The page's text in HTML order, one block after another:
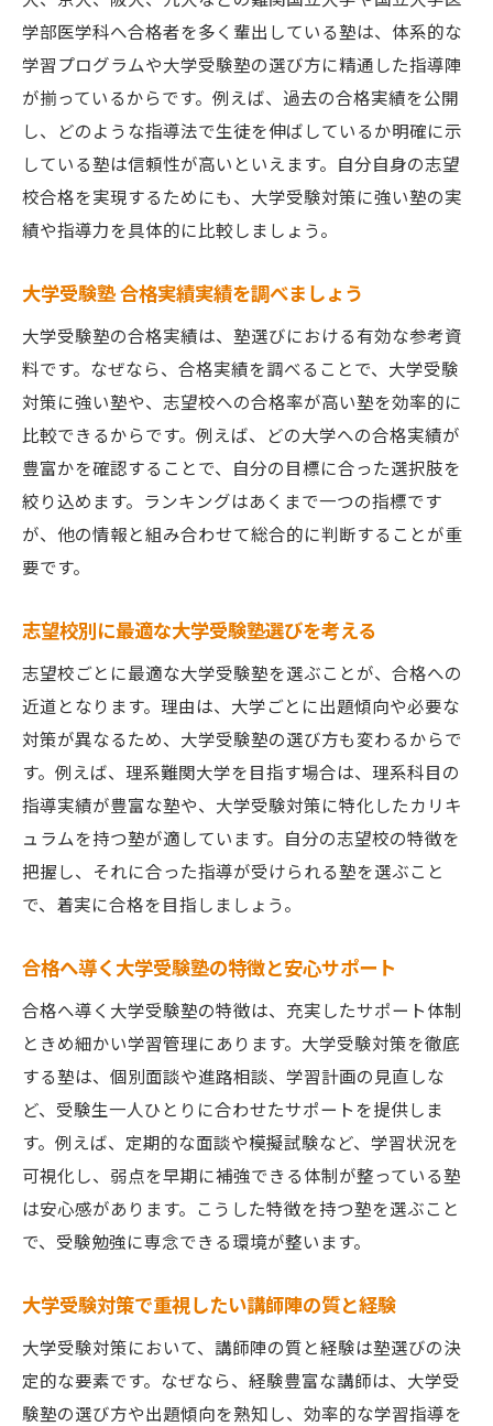
学部医学科へ合格者を多く輩出している塾は、体系的な
学習プログラムや大学受験塾の選び方に精通した指導陣
が揃っているからです。例えば、過去の合格実績を公開
し、どのような指導法で生徒を伸ばしているか明確に示
している塾は信頼性が高いといえます。自分自身の志望
校合格を実現するためにも、大学受験対策に強い塾の実
績や指導力を具体的に比較しましょう。
大学受験塾 合格実績実績を調べましょう
大学受験塾の合格実績は、塾選びにおける有効な参考資
料です。なぜなら、合格実績を調べることで、大学受験
対策に強い塾や、志望校への合格率が高い塾を効率的に
比較できるからです。例えば、どの大学への合格実績が
豊富かを確認することで、自分の目標に合った選択肢を
絞り込めます。ランキングはあくまで一つの指標です
が、他の情報と組み合わせて総合的に判断することが重
要です。
志望校別に最適な大学受験塾選びを考える
志望校ごとに最適な大学受験塾を選ぶことが、合格への
近道となります。理由は、大学ごとに出題傾向や必要な
対策が異なるため、大学受験塾の選び方も変わるからで
す。例えば、理系難関大学を目指す場合は、理系科目の
指導実績が豊富な塾や、大学受験対策に特化したカリキ
ュラムを持つ塾が適しています。自分の志望校の特徴を
把握し、それに合った指導が受けられる塾を選ぶこと
で、着実に合格を目指しましょう。
合格へ導く大学受験塾の特徴と安心サポート
合格へ導く大学受験塾の特徴は、充実したサポート体制
ときめ細かい学習管理にあります。大学受験対策を徹底
する塾は、個別面談や進路相談、学習計画の見直しな
ど、受験生一人ひとりに合わせたサポートを提供しま
す。例えば、定期的な面談や模擬試験など、学習状況を
可視化し、弱点を早期に補強できる体制が整っている塾
は安心感があります。こうした特徴を持つ塾を選ぶこと
で、受験勉強に専念できる環境が整います。
大学受験対策で重視したい講師陣の質と経験
大学受験対策において、講師陣の質と経験は塾選びの決
定的な要素です。なぜなら、経験豊富な講師は、大学受
験塾の選び方や出題傾向を熟知し、効率的な学習指導を